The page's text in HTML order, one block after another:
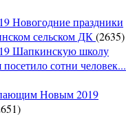
Новогодние праздники
сельском ДК(2635)
Шапкинскую школу
посетило сотни человек...
Новым 2019
)